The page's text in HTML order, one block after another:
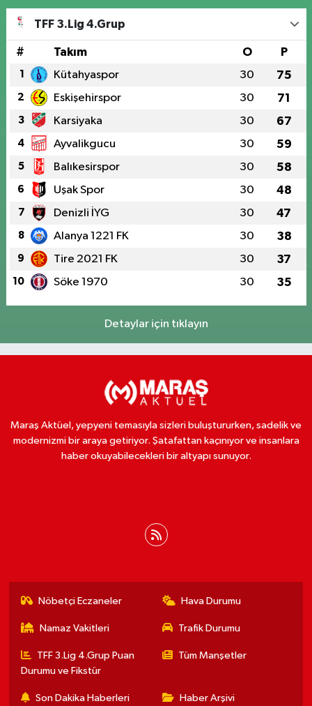
TFF 3.Lig 4.Grup
# Takım O P
1 Kütahyaspor 30 75
2 Eskişehirspor 30 71
3 Karsiyaka 30 67
4 Ayvalikgucu 30 59
5 Balıkesirspor 30 58
6 Uşak Spor 30 48
7 Denizli İYG 30 47
8 Alanya 1221 FK 30 38
9 Tire 2021 FK 30 37
10 Söke 1970 30 35
Detaylar için tıklayın
Maraş Aktüel, yepyeni temasıyla sizleri buluştururken, sadelik ve
modernizmi bir araya getiriyor. Şatafattan kaçınıyor ve insanlara
haber okuyabilecekleri bir altyapı sunuyor.
Nöbetçi Eczaneler Hava Durumu
Namaz Vakitleri Trafik Durumu
TFF 3.Lig 4.Grup Puan
Durumu ve Fikstür
Tüm Manşetler
Son Dakika Haberleri Haber Arşivi